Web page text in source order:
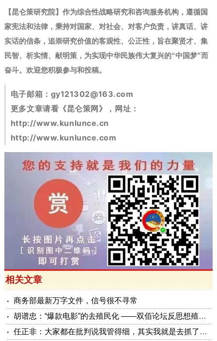
【昆仑策研究院】作为综合性战略研究和咨询服务机构，遵循国
家宪法和法律，秉持对国家、对社会、对客户负责，讲真话、讲
实话的信条，追崇研究价值的客观性、公正性，旨在聚贤才、集
民智、析实情、献明策，为实现中华民族伟大复兴的“中国梦”而
奋斗。 欢迎您积极参与和投稿。
电子邮箱： gy121302@163.com
更多文章请看《昆仑策网》，网址：
http://www.kunlunce.cn
http://www.kunlunce.com
相关文章
商务部最新万字文件，信号很不寻常
胡谱忠：“爆款电影”的去殖民化 ——双佰论坛反思想殖民系列报告之五
任正非：大家都在批判说我管得细，其实我就是去抓了一些点激活原有政策这潭水